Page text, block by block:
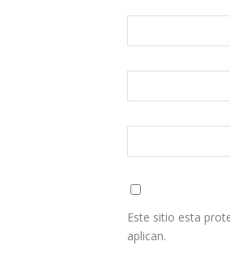
Este sitio esta
aplican.